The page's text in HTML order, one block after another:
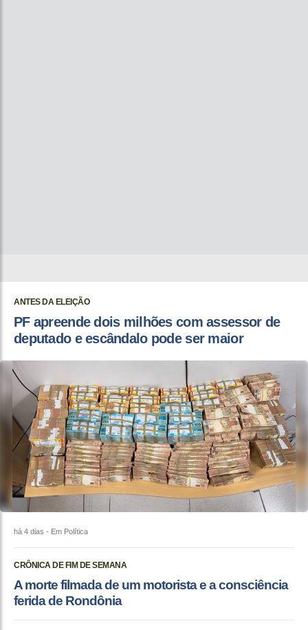
ANTES DA ELEIÇÃO
PF apreende dois milhões com assessor de
deputado e escândalo pode ser maior
há 4 dias - Em Política
CRÔNICA DE FIM DE SEMANA
A morte filmada de um motorista e a consciência
ferida de Rondônia